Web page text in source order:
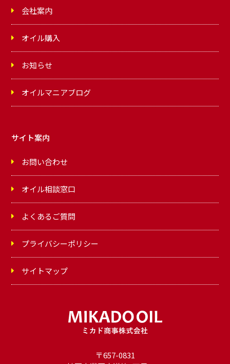
〒657-0831
会社案内
オイル購入
お知らせ
オイルマニアブログ
サイト案内
お問い合わせ
オイル相談窓口
よくあるご質問
プライバシーポリシー
サイトマップ